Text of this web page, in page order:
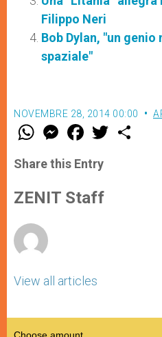
Filippo Neri
Bob Dylan, "un
spaziale"
NOVEMBRE 28, 2014 00:00
W
t
s
p
p
M
e
s
e
g
e
F
a
e
b
o
k
w
Share this Entry
ZENIT Staff
View all articles